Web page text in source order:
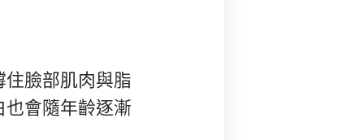
臉部肌肉與脂
會隨年齡逐漸